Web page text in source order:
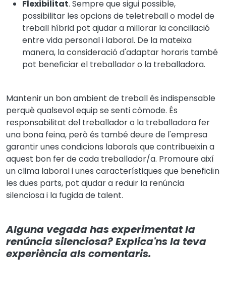
Flexibilitat. Sempre que sigui possible,
possibilitar les opcions de teletreball o model de
treball híbrid pot ajudar a millorar la conciliació
entre vida personal i laboral. De la mateixa
manera, la consideració d'adaptar horaris també
pot beneficiar el treballador o la treballadora.
Mantenir un bon ambient de treball és indispensable
perquè qualsevol equip se senti còmode. És
responsabilitat del treballador o la treballadora fer
una bona feina, però és també deure de l'empresa
garantir unes condicions laborals que contribueixin a
aquest bon fer de cada treballador/a. Promoure així
un clima laboral i unes característiques que beneficiïn
les dues parts, pot ajudar a reduir la renúncia
silenciosa i la fugida de talent.
Alguna vegada has experimentat la
renúncia silenciosa? Explica'ns la teva
experiència als comentaris.